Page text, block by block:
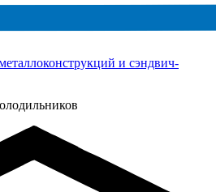
и сэндвич-